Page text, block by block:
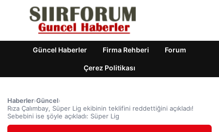
Güncel Haberler Firma Rehberi Forum
Çerez Politikası
Haberler›Güncel›
Rıza Çalımbay, Süper Lig ekibinin teklifini reddettiğini açıkladı!
Sebebini ise şöyle açıkladı: Süper Lig